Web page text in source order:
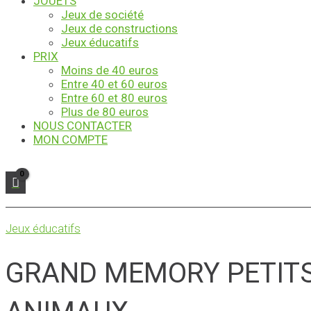
Jeux de société
Jeux de constructions
Jeux éducatifs
PRIX
Moins de 40 euros
Entre 40 et 60 euros
Entre 60 et 80 euros
Plus de 80 euros
NOUS CONTACTER
MON COMPTE
Jeux éducatifs
GRAND MEMORY